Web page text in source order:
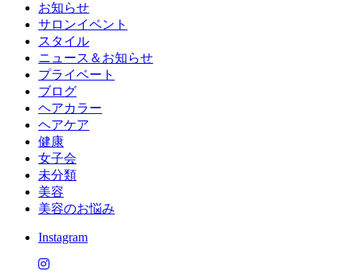
お知らせ
サロンイベント
スタイル
ニュース＆お知らせ
プライベート
ブログ
ヘアカラー
ヘアケア
健康
女子会
未分類
美容
美容のお悩み
Instagram